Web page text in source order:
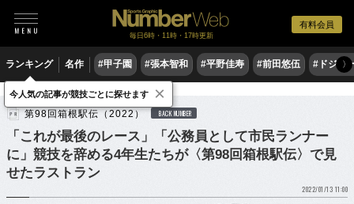
有料会員
毎日6時・11時・17時更新
ランキング 名作 #甲子園 #張本智和 #平野佳寿 #前田悠伍 #ドジャ
〉
陸上 駅伝
第98回箱根駅伝（2022） BACK NUMBER
「これが最後のレース」「公務員として市民ランナー
に」競技を辞める4年生たちが〈第98回箱根駅伝〉で見
せたラストラン
2022/01/13 11:00
今人気の記事が競技ごとに探せます ×